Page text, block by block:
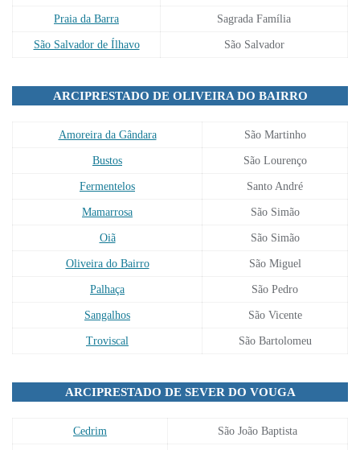
Praia da Barra Sagrada Família
São Salvador de Ílhavo São Salvador
ARCIPRESTADO DE OLIVEIRA DO BAIRRO
Amoreira da Gândara São Martinho
Bustos São Lourenço
Fermentelos Santo André
Mamarrosa São Simão
Oiã São Simão
Oliveira do Bairro São Miguel
Palhaça São Pedro
Sangalhos São Vicente
Troviscal São Bartolomeu
ARCIPRESTADO DE SEVER DO VOUGA
Cedrim São João Baptista